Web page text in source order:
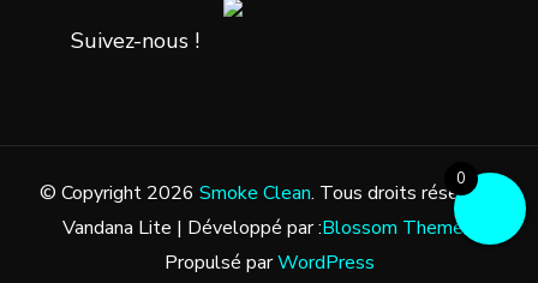
Suivez-nous !
© Copyright 2026 Smoke Clean. Tous droits réservés.
Vandana Lite | Développé par :Blossom Themes
Propulsé parWordPress
0